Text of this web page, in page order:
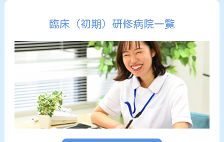
臨床（初期）研修病院一覧